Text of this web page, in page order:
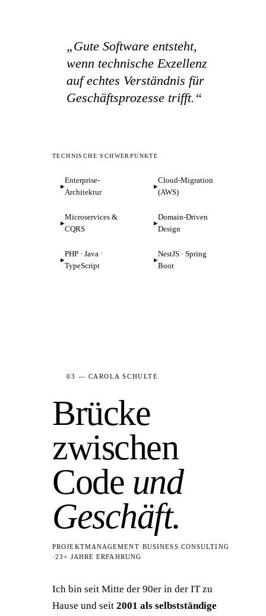
Gunnar
„Gute Software entsteht,
wenn technische Exzellenz
auf echtes Verständnis für
Geschäftsprozesse trifft.“
TECHNISCHE SCHWERPUNKTE
Enterprise-
Architektur
Cloud-Migration
(AWS)
Microservices &
CQRS
Domain-Driven
Design
PHP · Java ·
TypeScript
NestJS · Spring
Boot
03 — CAROLA SCHULTE
Brücke
zwischen
Code und
Geschäft.
PROJEKTMANAGEMENT·BUSINESS CONSULTING
·23+ JAHRE ERFAHRUNG
Ich bin seit Mitte der 90er in der IT zu
Hause und seit 2001 als selbstständige